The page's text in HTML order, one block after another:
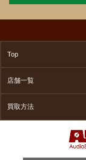
Top
店舗一覧
買取方法